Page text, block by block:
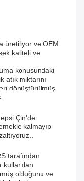
üretiliyor ve OEM
kaliteli ve
konusundaki
miktarını
dönüştürülmüş
Çin'de
kalmayıp
tarafından
kullanılan
olduğunu ve